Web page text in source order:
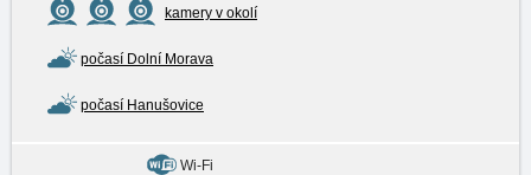
kamery v okolí
počasí Dolní Morava
počasí Hanušovice
Wi-Fi